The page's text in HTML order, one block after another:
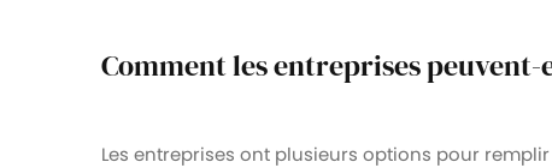
Comment les entreprises
Les entreprises ont plusieurs options pour